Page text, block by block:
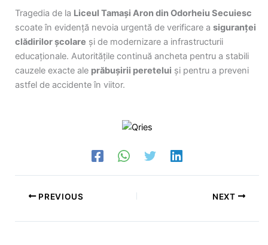
Tragedia de la Liceul Tamași Aron din Odorheiu Secuiesc
scoate în evidență nevoia urgentă de verificare a siguranței
clădirilor școlare și de modernizare a infrastructurii
educaționale. Autoritățile continuă ancheta pentru a stabili
cauzele exacte ale prăbușirii peretelui și pentru a preveni
astfel de accidente în viitor.
PREVIOUS NEXT